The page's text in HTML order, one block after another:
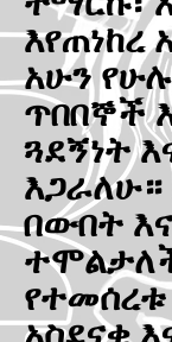
እየጠነከረ
አሁን
ጥበበኞች
ጓደኝነት
በውበት